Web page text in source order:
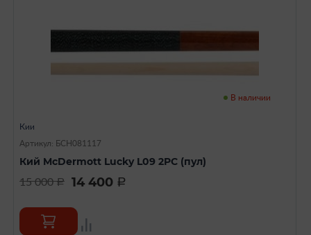
В наличии
Кии
Артикул: БСН081117
Кий McDermott Lucky L09 2PC (пул)
15 000a 14 400 a